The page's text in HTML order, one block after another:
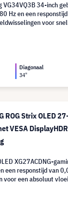
VG34VQ3B 34-inch
Hz en een
voor
Diagonaal
34"
ROG Strix OLED
VESA
XG27ACDNG-
een responstijd van
voor een absoluut